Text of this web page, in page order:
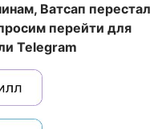
Ватсап перестал
перейти для
Telegram